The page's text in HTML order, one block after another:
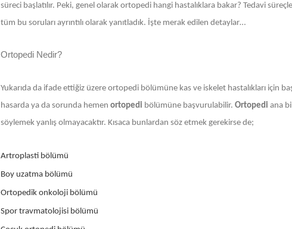
süreci başlatılır. Peki, genel olarak ortopedi hangi hastalıklara bakar? Tedavi
tüm bu soruları ayrıntılı olarak yanıtladık. İşte merak edilen detaylar…
Ortopedi Nedir?
Yukarıda da ifade ettiğiz üzere ortopedi bölümüne kas ve iskelet hastalıkları için
hasarda ya da sorunda hemen ortopedi bölümüne başvurulabilir. Ortopedi ana
söylemek yanlış olmayacaktır. Kısaca bunlardan söz etmek gerekirse de;
Artroplasti bölümü
Boy uzatma bölümü
Ortopedik onkoloji bölümü
Spor travmatolojisi bölümü